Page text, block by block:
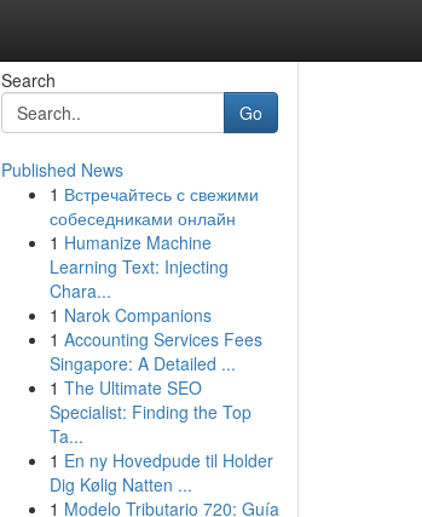
Search
Go
Published News
1 Встречайтесь с свежими
собеседниками онлайн
1 Humanize Machine
Learning Text: Injecting
Chara...
1 Narok Companions
1 Accounting Services Fees
Singapore: A Detailed ...
1 The Ultimate SEO
Specialist: Finding the Top
Ta...
1 En ny Hovedpude til Holder
Dig Kølig Natten ...
1 Modelo Tributario 720: Guía